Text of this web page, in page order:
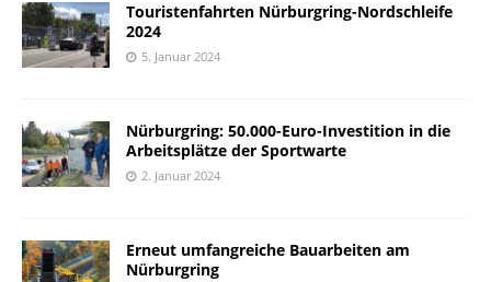
Touristenfahrten Nürburgring-Nordschleife
2024
5. Januar 2024
Nürburgring: 50.000-Euro-Investition in die
Arbeitsplätze der Sportwarte
2. Januar 2024
Erneut umfangreiche Bauarbeiten am
Nürburgring